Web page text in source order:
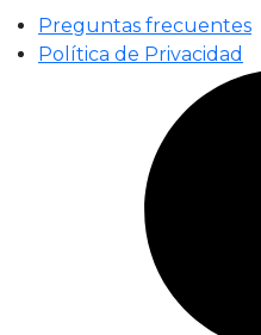
Preguntas frecuentes
Política de Privacidad